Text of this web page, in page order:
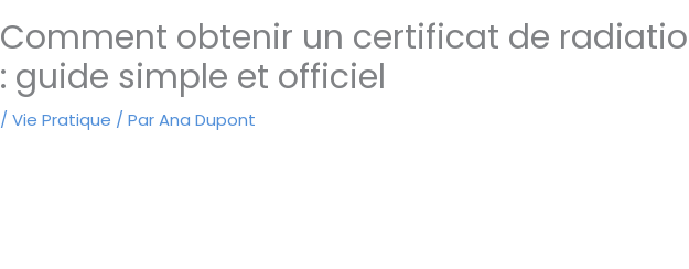
Comment obtenir un certificat de
: guide simple et officiel
/Vie Pratique / ParAna Dupont